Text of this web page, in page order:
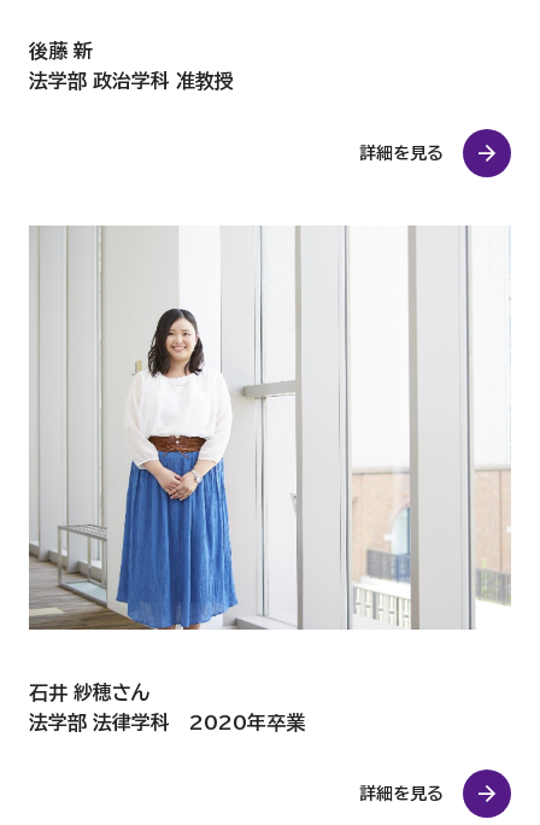
後藤 新
法学部 政治学科 准教授
詳細を見る
石井 紗穂さん
法学部 法律学科 2020年卒業
詳細を見る